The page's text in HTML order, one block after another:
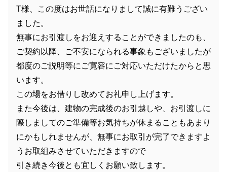
T様、この度はお世話になりまして誠に有難うござい
ました。
無事にお引渡しをお迎えすることができましたのも、
ご契約以降、ご不安になられる事象もございましたが
都度のご説明等にご寛容にご対応いただけたからと思
います。
この場をお借りし改めてお礼申し上げます。
また今後は、建物の完成後のお引越しや、お引渡しに
際しましてのご準備等お気持ちが休まることもあまり
にかもしれませんが、無事にお取引が完了できますよ
うお取組みさせていただきますので
引き続き今後とも宜しくお願い致します。